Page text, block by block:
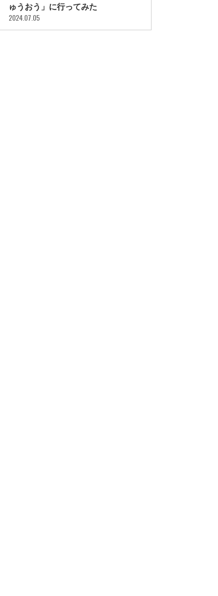
ゅうおう」に行ってみた
2024.07.05